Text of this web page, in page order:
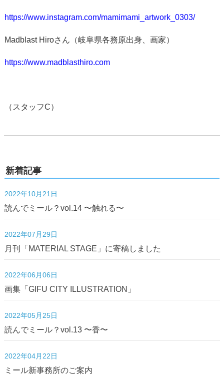
https://www.instagram.com/mamimami_artwork_0303/
Madblast Hiroさん（岐阜県各務原出身、画家）
https://www.madblasthiro.com
（スタッフC）
新着記事
2022年10月21日
読んでミール？vol.14 〜触れる〜
2022年07月29日
月刊「MATERIAL STAGE」に寄稿しました
2022年06月06日
画集「GIFU CITY ILLUSTRATION」
2022年05月25日
読んでミール？vol.13 〜香〜
2022年04月22日
ミール新事務所のご案内